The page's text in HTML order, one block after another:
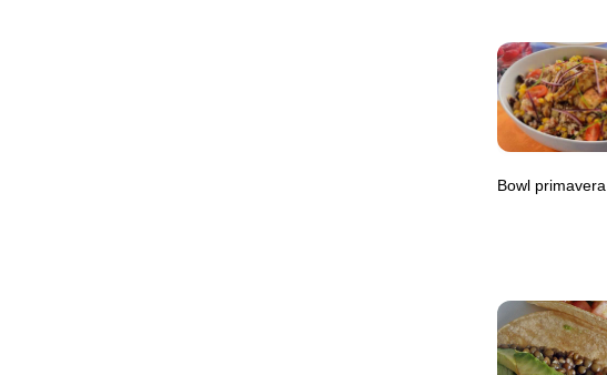
Bowl primavera